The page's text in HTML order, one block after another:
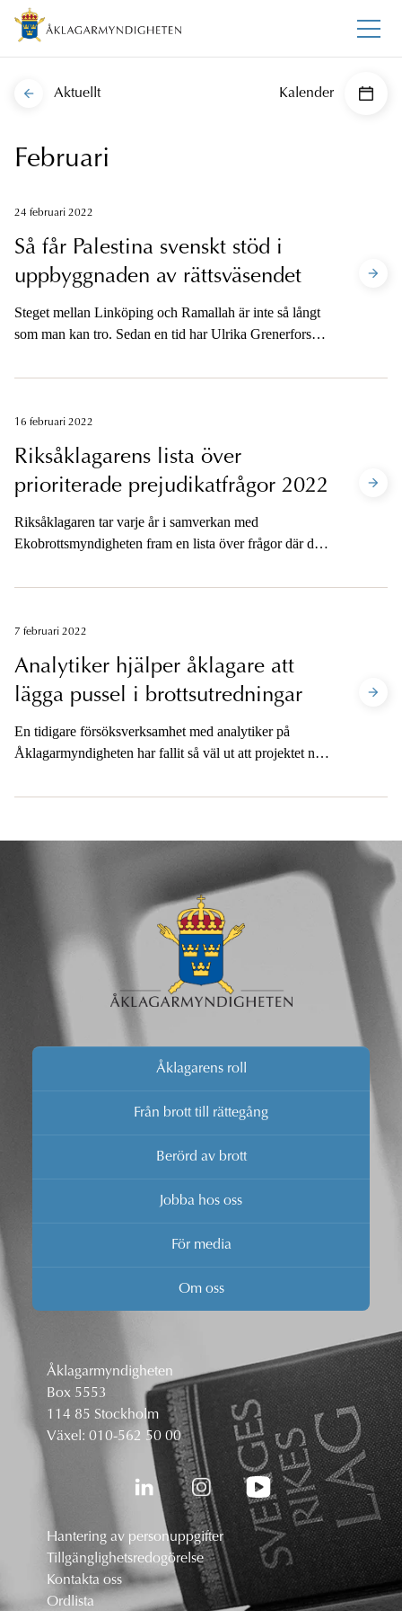
Aktuellt Kalender
Februari
24 februari 2022
Så får Palestina svenskt stöd i
uppbyggnaden av rättsväsendet
Steget mellan Linköping och Ramallah är inte så långt
som man kan tro. Sedan en tid har Ulrika Grenerfors
hjälpa till med uppbyggnaden av Palestinas
16 februari 2022
Riksåklagarens lista över
prioriterade prejudikatfrågor 2022
Riksåklagaren tar varje år i samverkan med
Ekobrottsmyndigheten fram en lista över frågor där det
vägledning.
7 februari 2022
Analytiker hjälper åklagare att
lägga pussel i brottsutredningar
En tidigare försöksverksamhet med analytiker på
Åklagarmyndigheten har fallit så väl ut att projektet nu
Nationella åklagaravdelningen i komplexa utredningar
på kort tid. Hjälpen som analytikerna utgör innebär att
Åklagarens roll
Från brott till rättegång
Berörd av brott
Jobba hos oss
För media
Om oss
Åklagarmyndigheten
Box 5553
114 85 Stockholm
Växel: 010-562 50 00
Hantering av personuppgifter
Tillgänglighetsredogörelse
Kontakta oss
Ordlista